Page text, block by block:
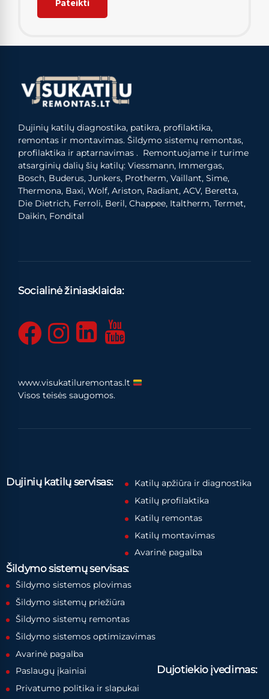
Dujinių katilų diagnostika, patikra, profilaktika,
remontas ir montavimas. Šildymo sistemų remontas,
profilaktika ir aptarnavimas . Remontuojame ir turime
atsarginių dalių šių katilų: Viessmann, Immergas,
Bosch, Buderus, Junkers, Protherm, Vaillant, Sime,
Thermona, Baxi, Wolf, Ariston, Radiant, ACV, Beretta,
Die Dietrich, Ferroli, Beril, Chappee, Italtherm, Termet,
Daikin, Fondital
Socialinė žiniasklaida:
www.visukatiluremontas.lt
Visos teisės saugomos.
Dujinių katilų servisas:
Katilų apžiūra ir diagnostika
Katilų profilaktika
Katilų remontas
Katilų montavimas
Avarinė pagalba
Šildymo sistemų servisas:
Šildymo sistemos plovimas
Šildymo sistemų priežiūra
Šildymo sistemų remontas
Šildymo sistemos optimizavimas
Avarinė pagalba
Paslaugų įkainiai
Privatumo politika ir slapukai
Dujotiekio įvedimas: